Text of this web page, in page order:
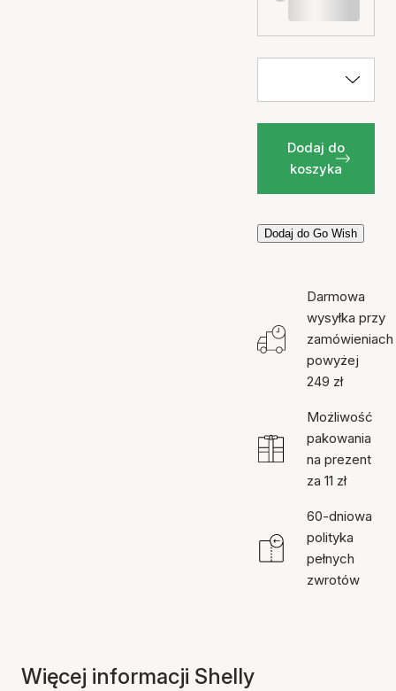
Dodaj do
koszyka
Dodaj do Go Wish
Darmowa
wysyłka przy
zamówieniach
powyżej
249 zł
Możliwość
pakowania
na prezent
za 11 zł
60-dniowa
polityka
pełnych
zwrotów
Więcej informacji Shelly